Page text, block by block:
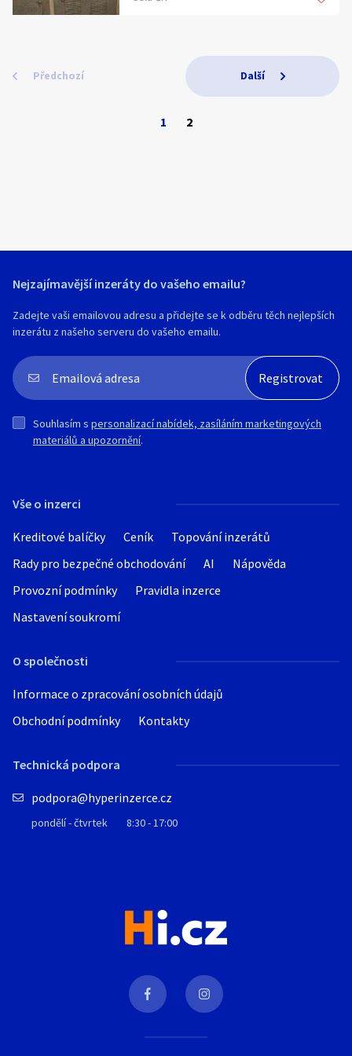
Předchozí
1 2
Další
Vše o inzerci
Kreditové balíčky Ceník
Topování inzerátů
Rady pro bezpečné obchodování
AI
Nápověda
Provozní podmínky
Pravidla inzerce
Nastavení soukromí
O společnosti
Informace o zpracování osobních údajů
Obchodní podmínky
Kontakty
Technická podpora
podpora@hyperinzerce.cz
pondělí - čtvrtek 8:30 - 17:00
Nejzajímavější inzeráty do vašeho emailu?
Zadejte vaši emailovou adresu a přidejte se k odběru těch nejlepších
inzerátu z našeho serveru do vašeho emailu.
Souhlasím s personalizací nabídek, zasíláním marketingových
materiálů a upozornění.